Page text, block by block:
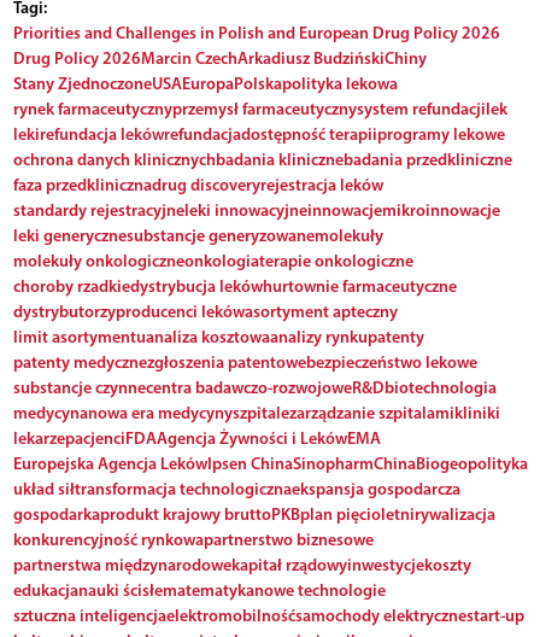
Tagi:
Priorities and Challenges in Polish and European Drug Policy 2026
Drug Policy 2026Marcin CzechArkadiusz BudzińskiChiny
Stany ZjednoczoneUSAEuropaPolskapolityka lekowa
rynek farmaceutycznyprzemysł farmaceutycznysystem refundacjilek
lekirefundacja lekówrefundacjadostępność terapiiprogramy lekowe
ochrona danych klinicznychbadania klinicznebadania przedkliniczne
faza przedklinicznadrug discoveryrejestracja leków
standardy rejestracyjneleki innowacyjneinnowacjemikroinnowacje
leki generycznesubstancje generyzowanemolekuły
molekuły onkologiczneonkologiaterapie onkologiczne
choroby rzadkiedystrybucja lekówhurtownie farmaceutyczne
dystrybutorzyproducenci lekówasortyment apteczny
limit asortymentuanaliza kosztowaanalizy rynkupatenty
patenty medycznezgłoszenia patentowebezpieczeństwo lekowe
substancje czynnecentra badawczo-rozwojoweR&Dbiotechnologia
medycynanowa era medycynyszpitalezarządzanie szpitalamikliniki
lekarzepacjenciFDAAgencja Żywności i LekówEMA
Europejska Agencja LekówIpsen ChinaSinopharmChinaBiogeopolityka
układ siłtransformacja technologicznaekspansja gospodarcza
gospodarkaprodukt krajowy bruttoPKBplan pięcioletnirywalizacja
konkurencyjność rynkowapartnerstwo biznesowe
partnerstwa międzynarodowekapitał rządowyinwestycjekoszty
edukacjanauki ścisłematematykanowe technologie
sztuczna inteligencjaelektromobilnośćsamochody elektrycznestart-up